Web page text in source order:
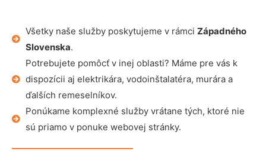
Všetky naše služby poskytujeme v rámci Západného
Slovenska.
Potrebujete pomôcť v inej oblasti? Máme pre vás k
dispozícii aj elektrikára, vodoinštalatéra, murára a
ďalších remeselníkov.
Ponúkame komplexné služby vrátane tých, ktoré nie
sú priamo v ponuke webovej stránky.